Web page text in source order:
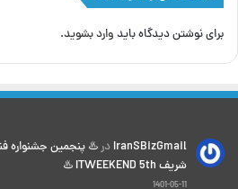
برای نوشتن دیدگاه باید وارد بشوید.
IranSBizGmail در♨️ پنجمین جشنواره
شریف ITWEEKEND 5th ♨️
1401-05-11